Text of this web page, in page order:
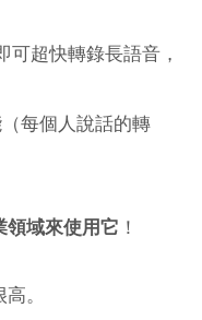
超快轉錄長語音，
每個人說話的轉
領域來使用它 ！
。